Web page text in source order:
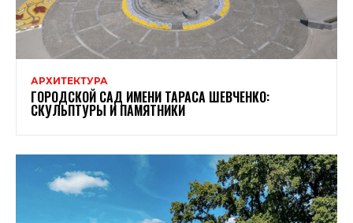
АРХИТЕКТУРА
ГОРОДСКОЙ САД ИМЕНИ ТАРАСА ШЕВЧЕНКО:
СКУЛЬПТУРЫ И ПАМЯТНИКИ